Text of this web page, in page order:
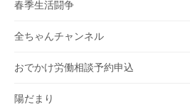
春季生活闘争
全ちゃんチャンネル
おでかけ労働相談予約申込
陽だまり